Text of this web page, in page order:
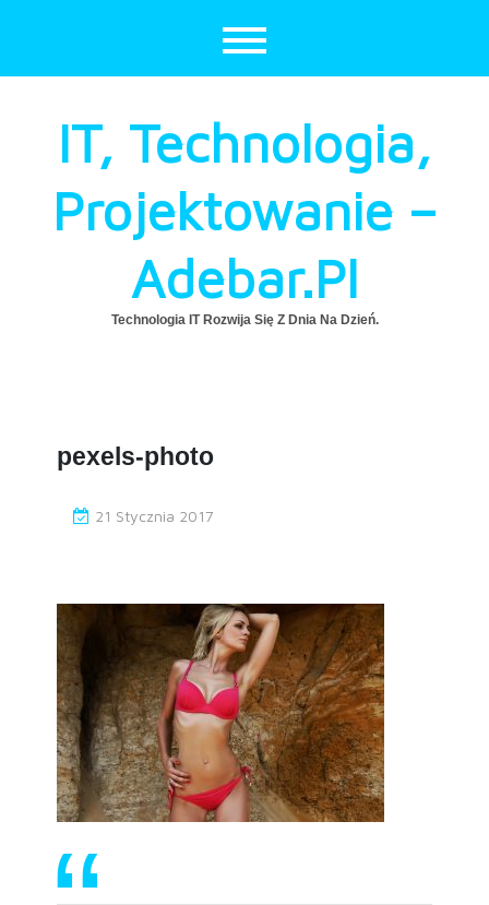
IT, Technologia,
Projektowanie –
Adebar.pl
Technologia IT Rozwija Się Z Dnia Na Dzień.
pexels-photo
21 Stycznia 2017